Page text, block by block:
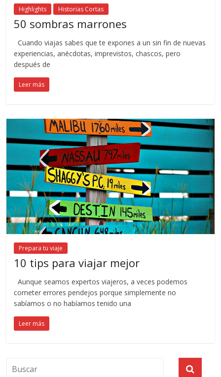
Highlights Historias Cortas
50 sombras marrones
Cuando viajas sabes que te expones a un sin fin de nuevas
experiencias, anécdotas, imprevistos, chascos, pero
después de
Leer más
Prepara tu viaje
10 tips para viajar mejor
Aunque seamos expertos viajeros, a veces podemos
cometer errores pendejos porque simplemente no
sabíamos o no habíamos tenido una
Leer más